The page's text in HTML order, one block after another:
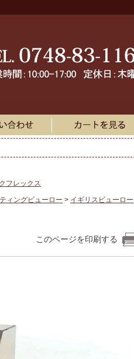
フレックス
ィングビューロー イギリスビューロー
このページを印刷する